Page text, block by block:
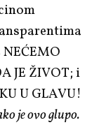
JE ŽIVOT; i
U GLAVU!
je ovo glupo.